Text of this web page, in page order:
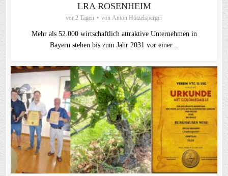
LRA ROSENHEIM
vor 2 Tagen von Anton Hötzelsperger
Mehr als 52.000 wirtschaftlich attraktive Unternehmen in
Bayern stehen bis zum Jahr 2031 vor einer...